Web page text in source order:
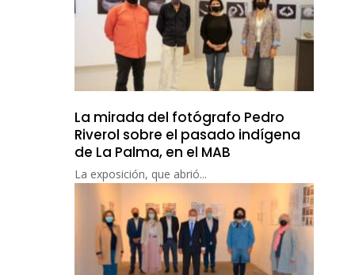
La mirada del fotógrafo Pedro
Riverol sobre el pasado indígena
de La Palma, en el MAB
La exposición, que abrió...